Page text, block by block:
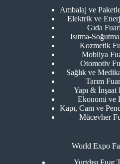
Ambalaj ve
Elektrik ve
Gıda
Isıtma-
Kozmetik
Mobilya
Otomotiv
Sağlık ve
Tarım
Yapı & İnşaat
Ekonomi ve
Kapı, Cam ve
Mücevher
World Expo